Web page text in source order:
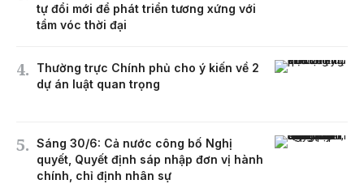
tự đổi mới để phát triển tương xứng với
tầm vóc thời đại
Thường trực Chính phủ cho ý kiến về 2
dự án luật quan trọng
Sáng 30/6: Cả nước công bố Nghị
quyết, Quyết định sáp nhập đơn vị hành
chính, chỉ định nhân sự